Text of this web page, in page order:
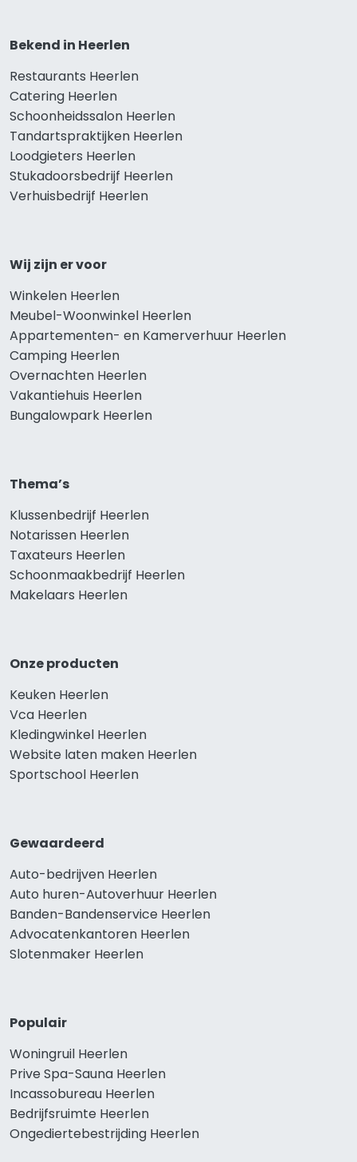
Bekend in Heerlen
Restaurants Heerlen
Catering Heerlen
Schoonheidssalon Heerlen
Tandartspraktijken Heerlen
Loodgieters Heerlen
Stukadoorsbedrijf Heerlen
Verhuisbedrijf Heerlen
Wij zijn er voor
Winkelen Heerlen
Meubel-Woonwinkel Heerlen
Appartementen- en Kamerverhuur Heerlen
Camping Heerlen
Overnachten Heerlen
Vakantiehuis Heerlen
Bungalowpark Heerlen
Thema’s
Klussenbedrijf Heerlen
Notarissen Heerlen
Taxateurs Heerlen
Schoonmaakbedrijf Heerlen
Makelaars Heerlen
Onze producten
Keuken Heerlen
Vca Heerlen
Kledingwinkel Heerlen
Website laten maken Heerlen
Sportschool Heerlen
Gewaardeerd
Auto-bedrijven Heerlen
Auto huren-Autoverhuur Heerlen
Banden-Bandenservice Heerlen
Advocatenkantoren Heerlen
Slotenmaker Heerlen
Populair
Woningruil Heerlen
Prive Spa-Sauna Heerlen
Incassobureau Heerlen
Bedrijfsruimte Heerlen
Ongediertebestrijding Heerlen